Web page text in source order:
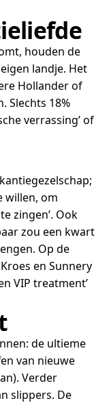
houden de
landje. Het
Hollander of
Slechts 18%
verrassing’ of
willen, om
zingen’. Ook
zou een kwart
Op de
en Sunnery
VIP treatment’
de ultieme
van nieuwe
Verder
slippers. De